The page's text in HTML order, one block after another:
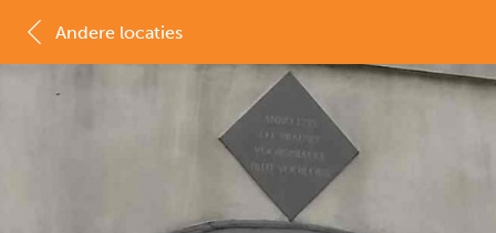
Andere locaties